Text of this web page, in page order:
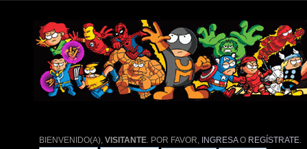
BIENVENIDO(A),VISITANTE . POR FAVOR, INGRESAO REGÍSTRATE